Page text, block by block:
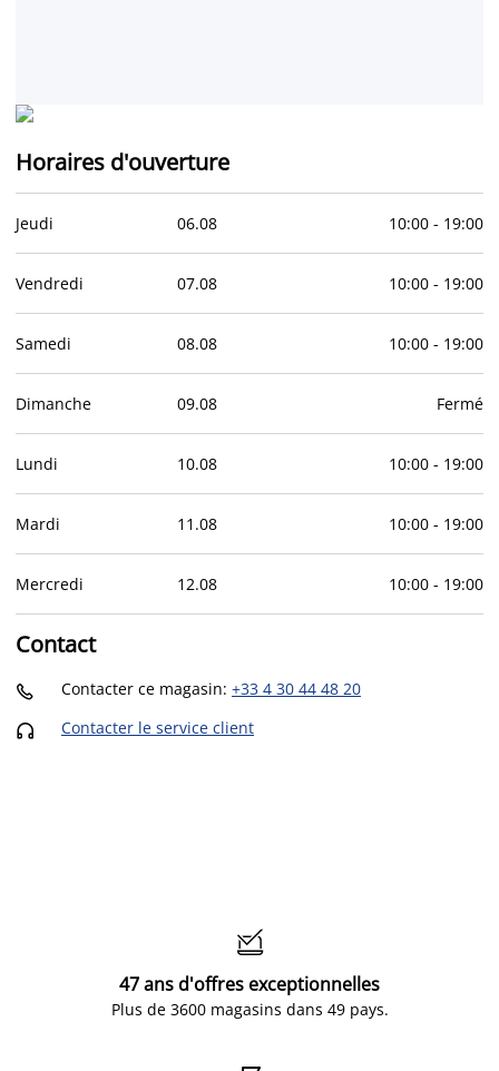
Horaires d'ouverture
Jeudi 06.08 10:00- 19:00
Vendredi 07.08 10:00- 19:00
Samedi 08.08 10:00- 19:00
Dimanche 09.08 Fermé
Lundi 10.08 10:00- 19:00
Mardi 11 .08 10:00- 19:00
Mercredi 12.08 10:00- 19:00
Contact
 Contacter ce magasin: +33 4 30 44 48 20
 Contacter le service client

47 ans d'offres exceptionnelles
Plus de 3600 magasins dans 49 pays.